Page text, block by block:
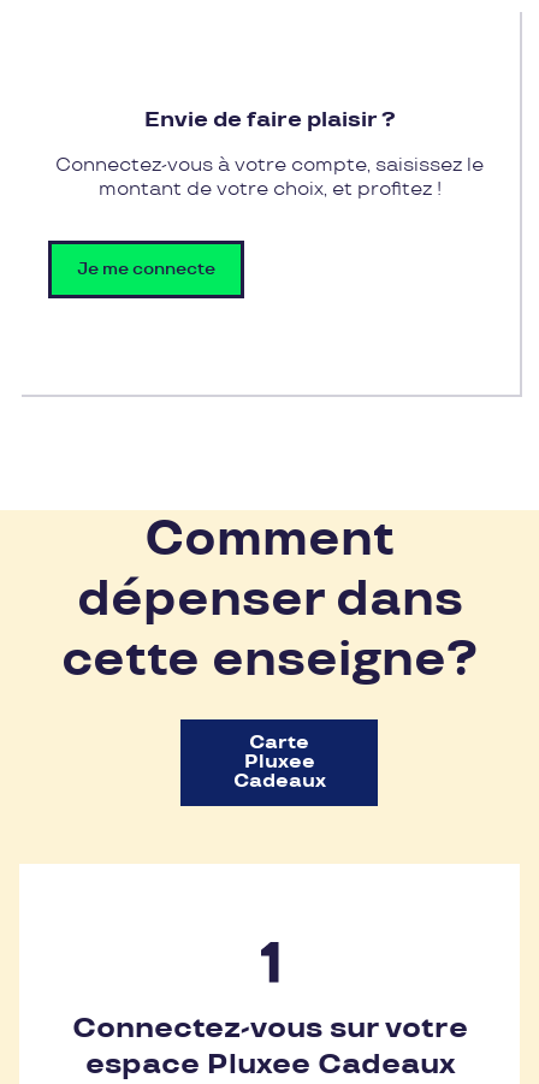
Envie de faire plaisir ?
Connectez-vous à votre compte, saisissez le
montant de votre choix, et profitez !
Je me connecte
Comment
dépenser dans
cette enseigne?
Carte
Pluxee
Cadeaux
Connectez-vous sur votre
espace Pluxee Cadeaux